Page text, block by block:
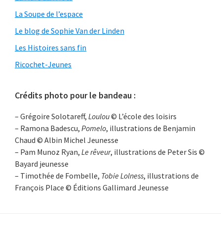
La Soupe de l’espace
Le blog de Sophie Van der Linden
Les Histoires sans fin
Ricochet-Jeunes
Crédits photo pour le bandeau :
– Grégoire Solotareff, Loulou© L’école des loisirs
– Ramona Badescu, Pomelo, illustrations de Benjamin
Chaud © Albin Michel Jeunesse
– Pam Munoz Ryan, Le rêveur, illustrations de Peter Sis ©
Bayard jeunesse
– Timothée de Fombelle, Tobie Lolness, illustrations de
François Place © Éditions Gallimard Jeunesse